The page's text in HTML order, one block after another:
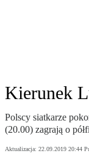
Kierunek
Polscy siatkarze
(20.00) zagrają o
Aktualizacja: 22.09.2019 20:44